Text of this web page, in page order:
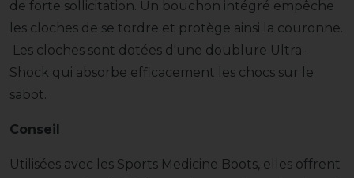
de forte sollicitation. Un bouchon intégré empêche
les cloches de se tordre et protège ainsi la couronne.
Les cloches sont dotées d'une doublure Ultra-
Shock qui absorbe efficacement les chocs sur le
sabot.
Conseil
Utilisées avec les Sports Medicine Boots, elles offrent